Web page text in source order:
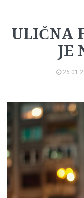
ULIČNA
JE